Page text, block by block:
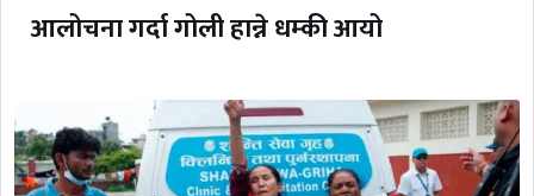
आलोचना गर्दा गोली हान्ने धम्की आयो